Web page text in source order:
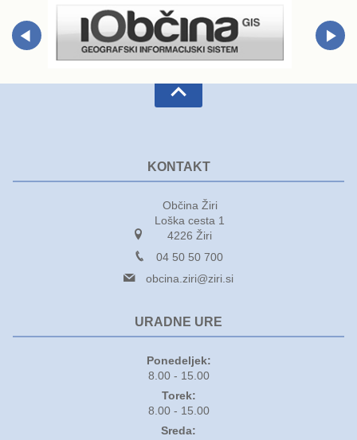
KONTAKT
Občina Žiri
Loška cesta 1
4226 Žiri
04 50 50 700
obcina.ziri@ziri.si
URADNE URE
Ponedeljek:
8.00 - 15.00
Torek:
8.00 - 15.00
Sreda: